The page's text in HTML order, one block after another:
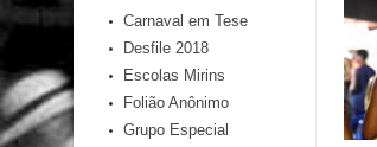
Carnaval em Tese
Desfile 2018
Escolas Mirins
Folião Anônimo
Grupo Especial